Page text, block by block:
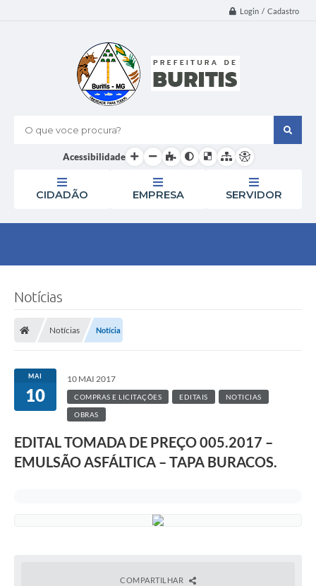
Login / Cadastro
O que voce procura?
Acessibilidade
CIDADÃO EMPRESA SERVIDOR
Notícias
Notícias Notícia
MAI
10
10 MAI 2017
COMPRAS E LICITAÇÕES EDITAIS NOTICIAS
OBRAS
EDITAL TOMADA DE PREÇO 005.2017 –
EMULSÃO ASFÁLTICA – TAPA BURACOS.
COMPARTILHAR